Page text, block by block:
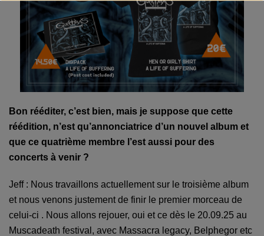
Bon rééditer, c’est bien, mais je suppose que cette
réédition, n’est qu’annonciatrice d’un nouvel album et
que ce quatrième membre l’est aussi pour des
concerts à venir ?
Jeff : Nous travaillons actuellement sur le troisième album
et nous venons justement de finir le premier morceau de
celui-ci . Nous allons rejouer, oui et ce dès le 20.09.25 au
Muscadeath festival, avec Massacra legacy, Belphegor etc